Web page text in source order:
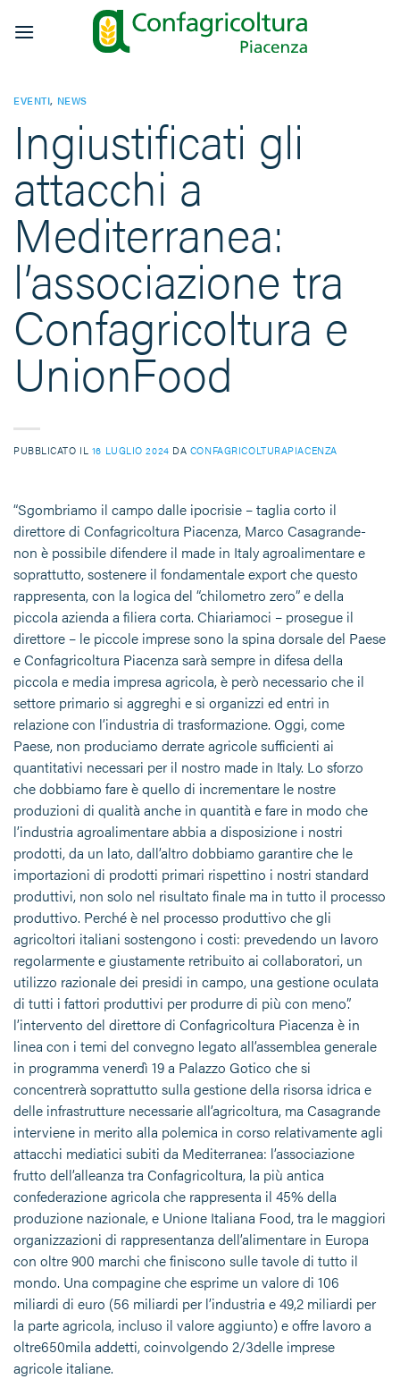
EVENTI, NEWS
Ingiustificati gli
attacchi a
Mediterranea:
l’associazione tra
Confagricoltura e
UnionFood
PUBBLICATO IL 16 LUGLIO 2024 DA CONFAGRICOLTURAPIACENZA
“Sgombriamo il campo dalle ipocrisie – taglia corto il
direttore di Confagricoltura Piacenza, Marco Casagrande-
non è possibile difendere il made in Italy agroalimentare e
soprattutto, sostenere il fondamentale export che questo
rappresenta, con la logica del “chilometro zero” e della
piccola azienda a filiera corta. Chiariamoci – prosegue il
direttore – le piccole imprese sono la spina dorsale del Paese
e Confagricoltura Piacenza sarà sempre in difesa della
piccola e media impresa agricola, è però necessario che il
settore primario si aggreghi e si organizzi ed entri in
relazione con l’industria di trasformazione. Oggi, come
Paese, non produciamo derrate agricole sufficienti ai
quantitativi necessari per il nostro made in Italy. Lo sforzo
che dobbiamo fare è quello di incrementare le nostre
produzioni di qualità anche in quantità e fare in modo che
l’industria agroalimentare abbia a disposizione i nostri
prodotti, da un lato, dall’altro dobbiamo garantire che le
importazioni di prodotti primari rispettino i nostri standard
produttivi, non solo nel risultato finale ma in tutto il processo
produttivo. Perché è nel processo produttivo che gli
agricoltori italiani sostengono i costi: prevedendo un lavoro
regolarmente e giustamente retribuito ai collaboratori, un
utilizzo razionale dei presidi in campo, una gestione oculata
di tutti i fattori produttivi per produrre di più con meno”.
l’intervento del direttore di Confagricoltura Piacenza è in
linea con i temi del convegno legato all’assemblea generale
in programma venerdì 19 a Palazzo Gotico che si
concentrerà soprattutto sulla gestione della risorsa idrica e
delle infrastrutture necessarie all’agricoltura, ma Casagrande
interviene in merito alla polemica in corso relativamente agli
attacchi mediatici subiti da Mediterranea: l’associazione
frutto dell’alleanza tra Confagricoltura, la più antica
confederazione agricola che rappresenta il 45% della
produzione nazionale, e Unione Italiana Food, tra le maggiori
organizzazioni di rappresentanza dell’alimentare in Europa
con oltre 900 marchi che finiscono sulle tavole di tutto il
mondo. Una compagine che esprime un valore di 106
miliardi di euro (56 miliardi per l’industria e 49,2 miliardi per
la parte agricola, incluso il valore aggiunto) e offre lavoro a
oltre650mila addetti, coinvolgendo 2/3delle imprese
agricole italiane.